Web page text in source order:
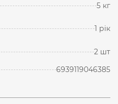
5 кг
1 рік
2 шт
6939119046385